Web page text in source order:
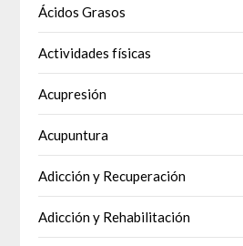
Ácidos Grasos
Actividades físicas
Acupresión
Acupuntura
Adicción y Recuperación
Adicción y Rehabilitación